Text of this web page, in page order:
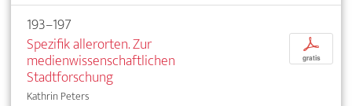
193–197
Spezifik allerorten. Zur
medienwissenschaftlichen
Stadtforschung
Kathrin Peters
p
gratis